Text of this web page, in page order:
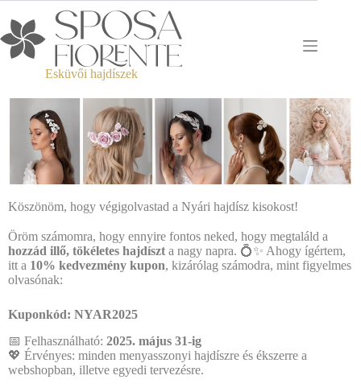
Esküvői hajdíszek
Köszönöm, hogy végigolvastad a Nyári hajdísz kisokost!
Öröm számomra, hogy ennyire fontos neked, hogy megtaláld a
hozzád illő, tökéletes hajdíszt a nagy napra. 💍✨ Ahogy ígértem,
itt a 10% kedvezmény kupon, kizárólag számodra, mint figyelmes
olvasónak:
Kuponkód: NYAR2025
📅 Felhasználható: 2025. május 31-ig
💖 Érvényes: minden menyasszonyi hajdíszre és ékszerre a
webshopban, illetve egyedi tervezésre.